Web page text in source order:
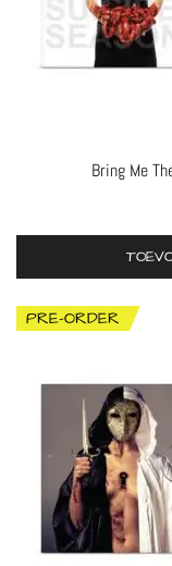
Bring Me
PRE-ORDER